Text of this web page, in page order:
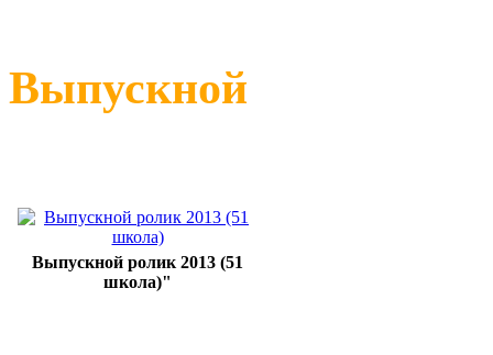
Выпускной ролик 2013 (51
школа)"